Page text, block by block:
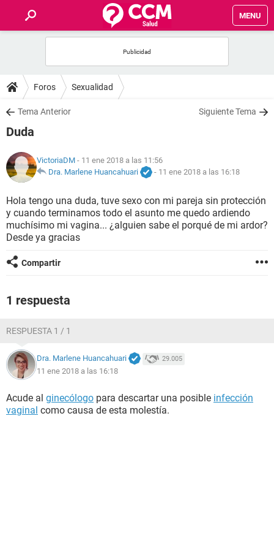
MENU
FOROS
SALUD
NUTRICIÓN
BIENESTAR
SEXUALIDAD
GLOSARIO
Foros Sexualidad
Tema Anterior Siguiente Tema
Duda
VictoriaDM - 11 ene 2018 a las 11:56
Dra. Marlene Huancahuari
- 11 ene 2018 a las 16:18
Hola tengo una duda, tuve sexo con mi pareja sin protección
y cuando terminamos todo el asunto me quedo ardiendo
muchísimo mi vagina... ¿alguien sabe el porqué de mi ardor?
Desde ya gracias
Compartir
1 respuesta
RESPUESTA 1 / 1
Dra. Marlene Huancahuari 29.005
11 ene 2018 a las 16:18
Acude al ginecólogo para descartar una posible infección
vaginal como causa de esta molestía.